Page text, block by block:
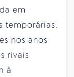
em
temporárias.
nos anos
rivais
à